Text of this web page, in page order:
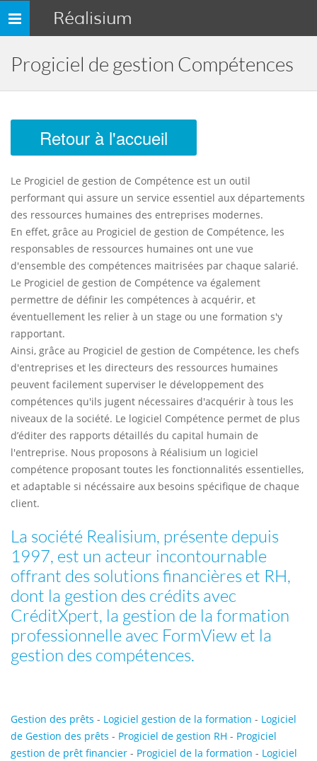
Toggle
navigation
Réalisium
Progiciel de gestion Compétences
Retour à l'accueil
Le Progiciel de gestion de Compétence est un outil
performant qui assure un service essentiel aux départements
des ressources humaines des entreprises modernes.
En effet, grâce au Progiciel de gestion de Compétence, les
responsables de ressources humaines ont une vue
d'ensemble des compétences maitrisées par chaque salarié.
Le Progiciel de gestion de Compétence va également
permettre de définir les compétences à acquérir, et
éventuellement les relier à un stage ou une formation s'y
rapportant.
Ainsi, grâce au Progiciel de gestion de Compétence, les chefs
d'entreprises et les directeurs des ressources humaines
peuvent facilement superviser le développement des
compétences qu'ils jugent nécessaires d'acquérir à tous les
niveaux de la société. Le logiciel Compétence permet de plus
d’éditer des rapports détaillés du capital humain de
l'entreprise. Nous proposons à Réalisium un logiciel
compétence proposant toutes les fonctionnalités essentielles,
et adaptable si nécéssaire aux besoins spécifique de chaque
client.
La société Realisium, présente depuis
1997, est un acteur incontournable
offrant des solutions financières et RH,
dont la gestion des crédits avec
CréditXpert, la gestion de la formation
professionnelle avec FormView et la
gestion des compétences.
Gestion des prêts - Logiciel gestion de la formation - Logiciel
de Gestion des prêts - Progiciel de gestion RH - Progiciel
gestion de prêt financier - Progiciel de la formation - Logiciel